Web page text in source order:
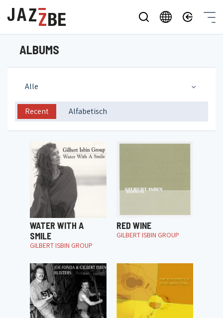
ALBUMS
Alle
Recent Alfabetisch
WATER WITH A
SMILE
GILBERT ISBIN GROUP
RED WINE
GILBERT ISBIN GROUP